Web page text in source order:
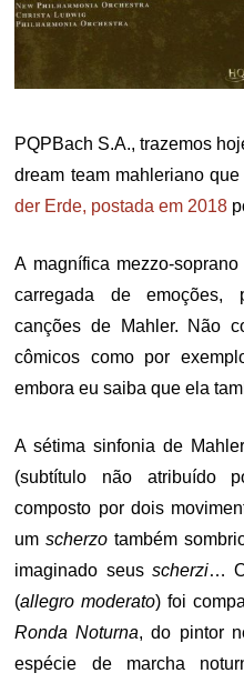
PQPBach S.A., trazemos
dream team mahleriano
der Erde, postada em 2018
A magnífica mezzo-
carregada de emoções,
canções de Mahler. Não
cômicos como por
embora eu saiba que ela
A sétima sinfonia de
(subtítulo não atribuído
composto por dois
umscherzo também
imaginado seus scherzi… O
(allegro moderato) foi
Ronda Noturna, do pintor
espécie de marcha